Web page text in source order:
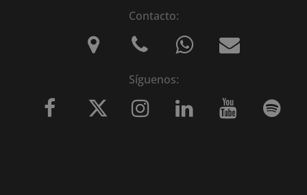
Contacto:
Síguenos: